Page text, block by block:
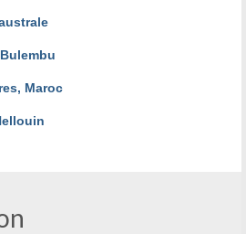
Maroc